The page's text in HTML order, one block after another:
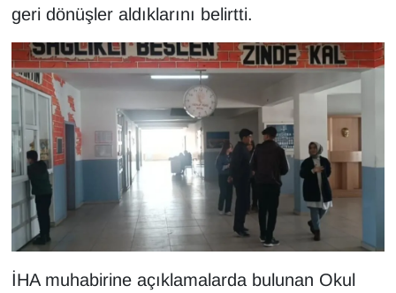
geri dönüşler aldıklarını belirtti.
İHA muhabirine açıklamalarda bulunan Okul
Kültür & Sanat
KURDÎ
MAGAZİN
MEDYA
ONE EKONOMİ
POLİTİKA
Resmi İlanlar